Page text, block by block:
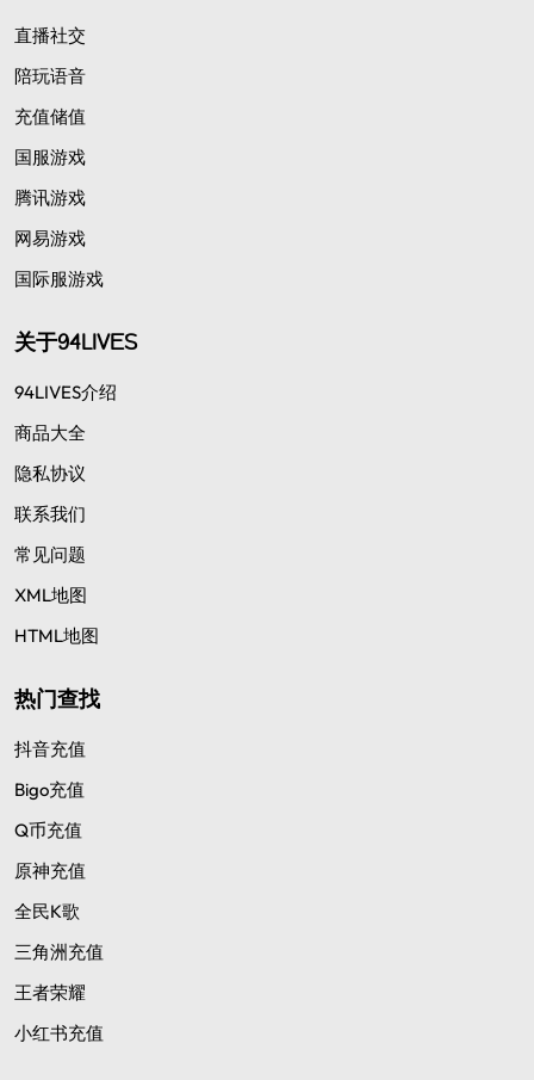
直播社交
陪玩语音
充值储值
国服游戏
腾讯游戏
网易游戏
国际服游戏
关于94LIVES
94LIVES介绍
商品大全
隐私协议
联系我们
常见问题
XML地图
HTML地图
热门查找
抖音充值
Bigo充值
Q币充值
原神充值
全民K歌
三角洲充值
王者荣耀
小红书充值